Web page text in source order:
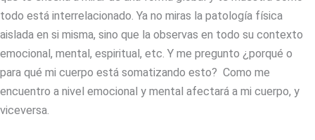
todo está interrelacionado. Ya no miras la patología física
aislada en si misma, sino que la observas en todo su contexto
emocional, mental, espiritual, etc. Y me pregunto ¿porqué o
para qué mi cuerpo está somatizando esto? Como me
encuentro a nivel emocional y mental afectará a mi cuerpo, y
viceversa.